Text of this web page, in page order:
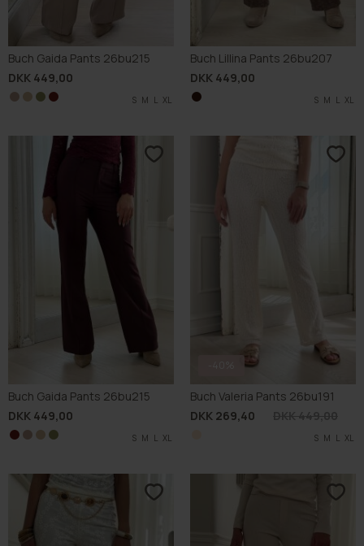
Buch Gaida Pants 26bu215
DKK 449,00
S M L XL
S M L XL
S M L XL
S M L XL
Buch Lillina Pants 26bu207
DKK 449,00
S M L XL
Buch Gaida Pants 26bu215
DKK 449,00
S M L XL
S M L XL
S M L XL
S M L XL
Buch Valeria Pants 26bu191
DKK 269,40
S M L XL